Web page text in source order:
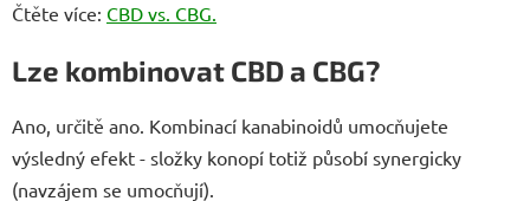
Čtěte více: CBD vs. CBG.
Lze kombinovat CBD a CBG?
Ano, určitě ano. Kombinací kanabinoidů umocňujete
výsledný efekt - složky konopí totiž působí synergicky
(navzájem se umocňují).